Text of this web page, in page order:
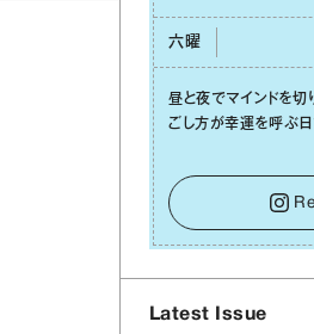
六曜
昼と夜でマインドを切
ごし⽅が幸運を呼ぶ
をキープして。そし
い⾔葉に流されないよ
をかけること。この
確かな安⼼感をもた
Latest Issue